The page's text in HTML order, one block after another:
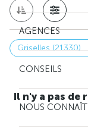
AGENCES
CONSEILS
NOUS
Griselles (21330)
Il n'y a pas